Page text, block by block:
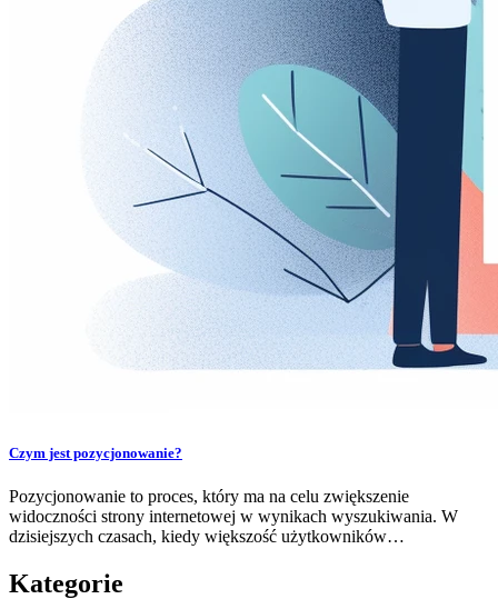
Czym jest pozycjonowanie?
Pozycjonowanie to proces, który ma na celu zwiększenie
widoczności strony internetowej w wynikach wyszukiwania. W
dzisiejszych czasach, kiedy większość użytkowników…
Kategorie